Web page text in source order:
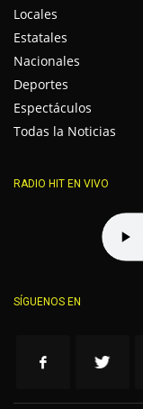
Locales
Estatales
Nacionales
Deportes
Espectáculos
Todas la Noticias
RADIO HIT EN VIVO
SÍGUENOS EN